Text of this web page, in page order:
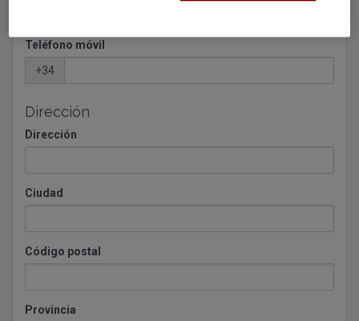
Teléfono móvil
+34
Dirección
Dirección
Ciudad
Código postal
Provincia